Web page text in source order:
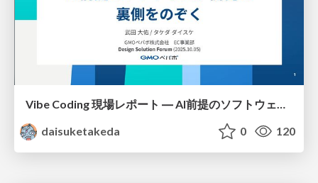
Vibe Coding 現場レポート ― AI前提のソフトウェア開発の裏側をのぞく
daisuketakeda
0 120